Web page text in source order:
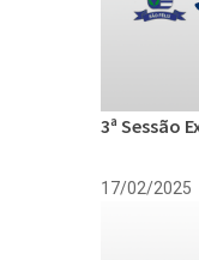
3ª Sessão
17/02/2025